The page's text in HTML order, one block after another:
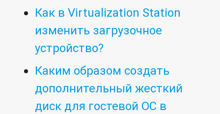
Как в Virtualization Station
изменить загрузочное
устройство?
Каким образом создать
дополнительный жесткий
диск для гостевой ОС в